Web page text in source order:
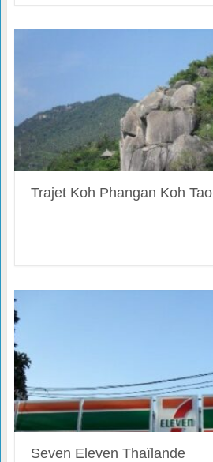
Trajet Koh Phangan Koh Tao
Seven Eleven Thaïlande